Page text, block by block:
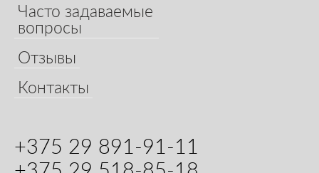
Часто задаваемые
вопросы
Отзывы
Контакты
+375 29 891-91-11